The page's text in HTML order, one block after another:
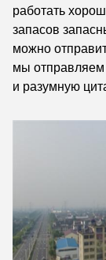
работать
запасов
можно
мы
и разумную